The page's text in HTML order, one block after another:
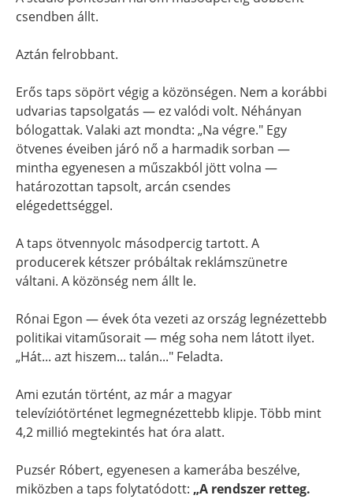
csendben állt.
Aztán felrobbant.
Erős taps söpört végig a közönségen. Nem a korábbi
udvarias tapsolgatás — ez valódi volt. Néhányan
bólogattak. Valaki azt mondta: „Na végre." Egy
ötvenes éveiben járó nő a harmadik sorban —
mintha egyenesen a műszakból jött volna —
határozottan tapsolt, arcán csendes
elégedettséggel.
A taps ötvennyolc másodpercig tartott. A
producerek kétszer próbáltak reklámszünetre
váltani. A közönség nem állt le.
Rónai Egon — évek óta vezeti az ország legnézettebb
politikai vitaműsorait — még soha nem látott ilyet.
„Hát... azt hiszem... talán..." Feladta.
Ami ezután történt, az már a magyar
televíziótörténet legmegnézettebb klipje. Több mint
4,2 millió megtekintés hat óra alatt.
Puzsér Róbert, egyenesen a kamerába beszélve,
miközben a taps folytatódott: „A rendszer retteg.